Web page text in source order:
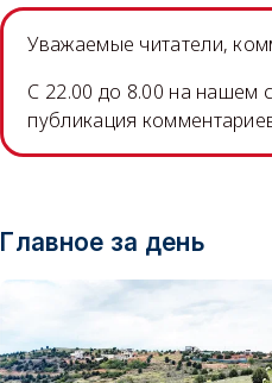
Уважаемые читатели,
C 22.00 до 8.00 на нашем
публикация
Главное за день